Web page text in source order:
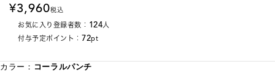
3,960税込
お気に入り登録者数： 124人
付与予定ポイント： 72pt
カラー： コーラルパンチ